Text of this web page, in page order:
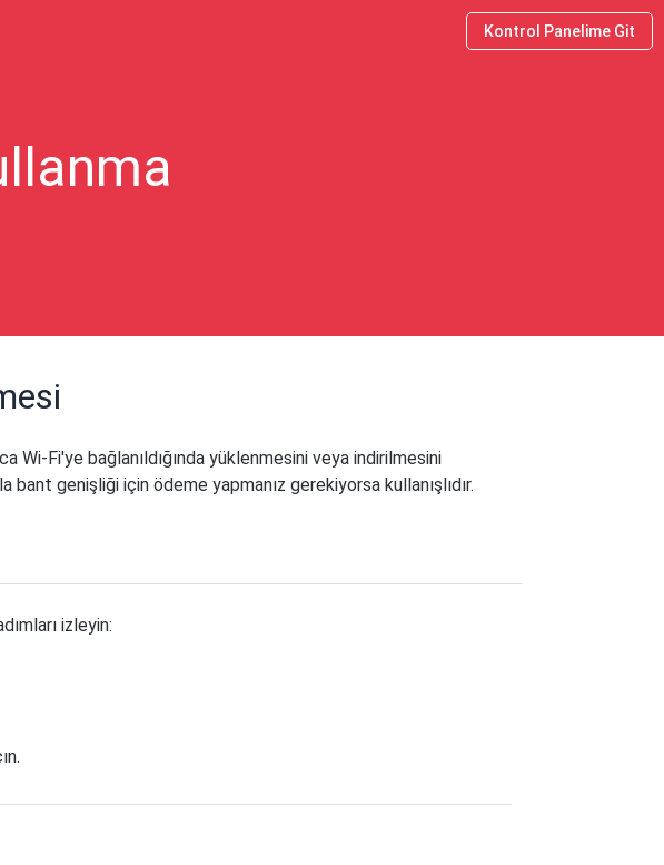
Kontrol Panelime Git
Wi-Fi'ye bağlanıldığında yüklenmesini veya indirilmesini
bant genişliği için ödeme yapmanız gerekiyorsa kullanışlıdır.
izleyin: